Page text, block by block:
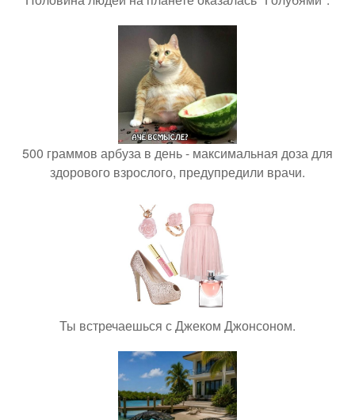
500 граммов арбуза в день - максимальная доза для
здорового взрослого, предупредили врачи.
Ты встречаешься с Джеком Джонсоном.